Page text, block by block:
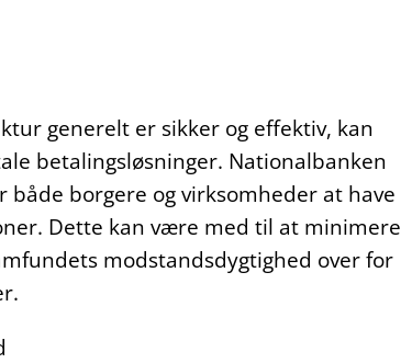
generelt er sikker og effektiv, kan
betalingsløsninger. Nationalbanken
borgere og virksomheder at have
Dette kan være med til at minimere
modstandsdygtighed over for